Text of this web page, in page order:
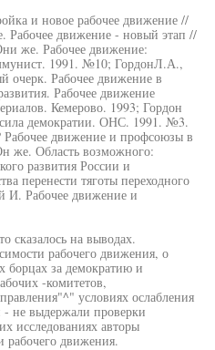
и новое рабочее движение //
движение - новый этап //
же. Рабочее движение:
1991. №10; ГордонЛ.А.,
Рабочее движение в
Рабочее движение
Кемерово. 1993; Гордон
демократии. ОНС. 1991. №3.
движение и профсоюзы в
же. Область возможного:
развития России и
перенести тяготы переходного
Рабочее движение и
сказалось на выводах.
рабочего движения, о
борцах за демократию и
-комитетов,
условиях ослабления
- не выдержали проверки
исследованиях авторы
рабочего движения.